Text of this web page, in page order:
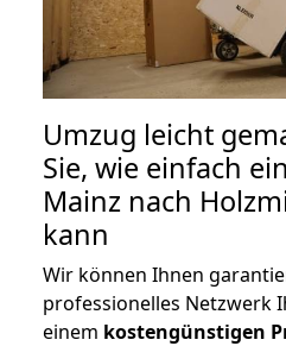
Umzug leicht
Sie, wie einfach
Mainz nach
kann
Wir können Ihnen
professionelles Netzwerk
einem kostengünstigen